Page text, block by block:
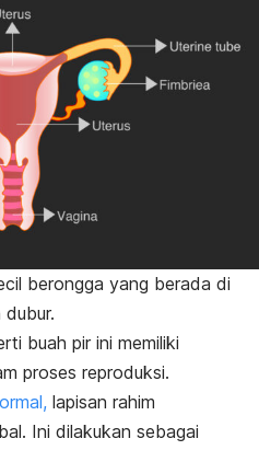
berongga yang berada di
buah pir ini memiliki
proses reproduksi.
lapisan rahim
Ini dilakukan sebagai